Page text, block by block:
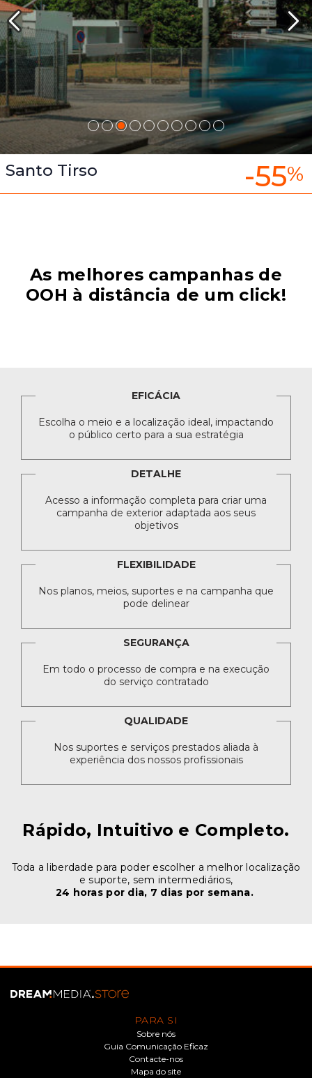
Santo Tirso -55%
As melhores campanhas de
OOH à distância de um click!
EFICÁCIA
Escolha o meio e a localização ideal, impactando
o público certo para a sua estratégia
DETALHE
Acesso a informação completa para criar uma
campanha de exterior adaptada aos seus
objetivos
FLEXIBILIDADE
Nos planos, meios, suportes e na campanha que
pode delinear
SEGURANÇA
Em todo o processo de compra e na execução
do serviço contratado
QUALIDADE
Nos suportes e serviços prestados aliada à
experiência dos nossos profissionais
Rápido, Intuitivo e Completo.
Toda a liberdade para poder escolher a melhor localização
e suporte, sem intermediários,
24 horas por dia, 7 dias por semana.
PARA SI
Sobre nós
Guia Comunicação Eficaz
Contacte-nos
Mapa do site